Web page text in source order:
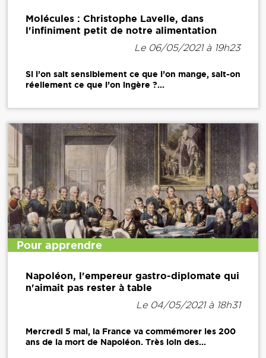
Molécules : Christophe Lavelle, dans
l'infiniment petit de notre alimentation
Le 06/05/2021 à 19h23
Si l’on sait sensiblement ce que l’on mange, sait-on
réellement ce que l’on ingère ?...
Pour apprendre
Napoléon, l'empereur gastro-diplomate qui
n'aimait pas rester à table
Le 04/05/2021 à 18h31
Mercredi 5 mai, la France va commémorer les 200
ans de la mort de Napoléon. Très loin des...